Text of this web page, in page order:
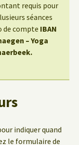
requis pour
séances
de compte IBAN
– Yoga
indiquer quand
le formulaire de